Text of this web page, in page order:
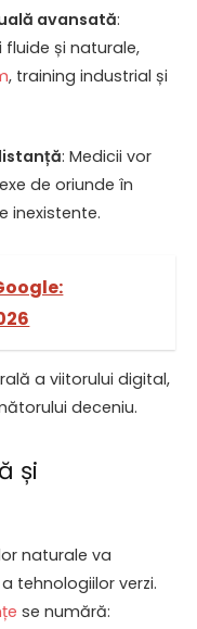
avansată:
fluide și naturale,
, training industrial și
: Medicii vor
de oriunde în
inexistente.
a viitorului digital,
deceniu.
și
naturale va
tehnologiilor verzi.
se numără: